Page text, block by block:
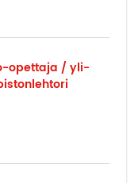
​opettaja / yli­